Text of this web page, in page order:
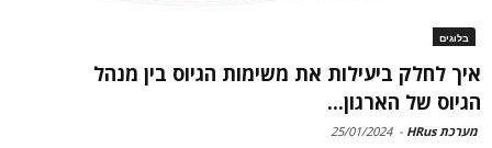
בלוגים
איך לחלק ביעילות את משימות הגיוס בין מנהל
הגיוס של הארגון...
מערכת HRus -
25/01/2024